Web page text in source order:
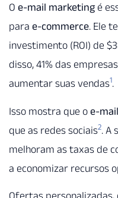
O e-mail marketingé
para e-commerce. Ele
investimento (ROI) de
disso, 41% das
aumentar suas vendas1.
Isso mostra que o e-
que as redes sociais2. A
melhoram as taxas de
a economizar recursos
Ofertas